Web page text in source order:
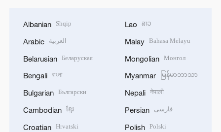
Albanian Shqip
Arabic العربية
Belarusian Беларуская
Bengali বাংলা
Bulgarian Български
Cambodian ខ្មែរ
Croatian Hrvatski
Lao ລາວ
Malay Bahasa Melayu
Mongolian Монгол
Myanmar မြန်မာဘာသာ
Nepali नेपाली
Persian فارسی
Polish Polski